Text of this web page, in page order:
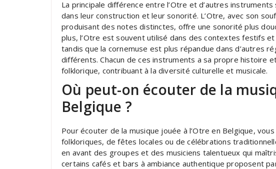
La principale différence entre l’Otre et d’autres
dans leur construction et leur sonorité. L’Otre, avec son
produisant des notes distinctes, offre une sonorité plus
plus, l’Otre est souvent utilisé dans des contextes festifs
tandis que la cornemuse est plus répandue dans d’autres
différents. Chacun de ces instruments a sa propre histoire
folklorique, contribuant à la diversité culturelle et musicale.
Où peut-on écouter de la
Belgique ?
Pour écouter de la musique jouée à l’Otre en Belgique,
folkloriques, de fêtes locales ou de célébrations
en avant des groupes et des musiciens talentueux qui
certains cafés et bars à ambiance authentique proposent